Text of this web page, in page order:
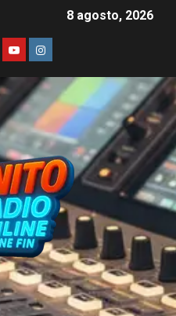
8 agosto, 2026